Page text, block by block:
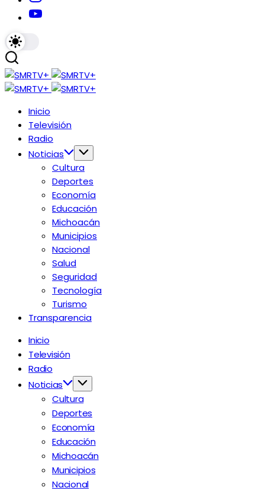
Inicio
Televisión
Radio
Noticias
Cultura
Deportes
Economía
Educación
Michoacán
Municipios
Nacional
Salud
Seguridad
Tecnología
Turismo
Transparencia
Inicio
Televisión
Radio
Noticias
Cultura
Deportes
Economía
Educación
Michoacán
Municipios
Nacional